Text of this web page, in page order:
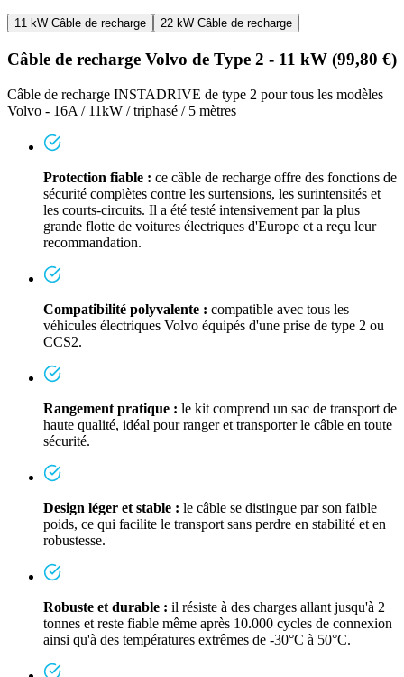
11 kW Câble de recharge 22 kW Câble de recharge
Câble de recharge Volvo de Type 2 - 11 kW (99,80 €)
Câble de recharge INSTADRIVE de type 2 pour tous les modèles
Volvo - 16A / 11kW / triphasé / 5 mètres
Protection fiable : ce câble de recharge offre des fonctions de
sécurité complètes contre les surtensions, les surintensités et
les courts-circuits. Il a été testé intensivement par la plus
grande flotte de voitures électriques d'Europe et a reçu leur
recommandation.
Compatibilité polyvalente : compatible avec tous les
véhicules électriques Volvo équipés d'une prise de type 2 ou
CCS2.
Rangement pratique : le kit comprend un sac de transport de
haute qualité, idéal pour ranger et transporter le câble en toute
sécurité.
Design léger et stable : le câble se distingue par son faible
poids, ce qui facilite le transport sans perdre en stabilité et en
robustesse.
Robuste et durable : il résiste à des charges allant jusqu'à 2
tonnes et reste fiable même après 10.000 cycles de connexion
ainsi qu'à des températures extrêmes de -30°C à 50°C.